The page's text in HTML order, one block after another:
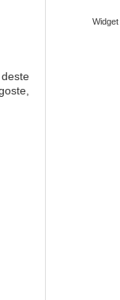
Widget